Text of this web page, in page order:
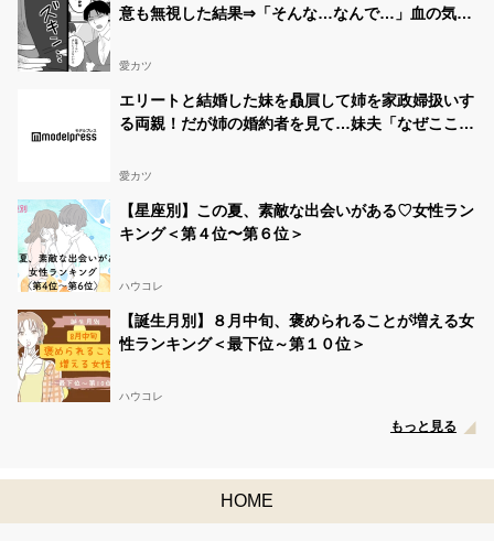
意も無視した結果⇒「そんな…なんで…」血の気が
愛カツ
エリートと結婚した妹を贔屓して姉を家政婦扱いす
る両親！だが姉の婚約者を見て…妹夫「なぜここ
愛カツ
【星座別】この夏、素敵な出会いがある♡女性ラン
キング＜第４位〜第６位＞
ハウコレ
【誕生月別】８月中旬、褒められることが増える女
性ランキング＜最下位～第１０位＞
ハウコレ
もっと見る
HOME